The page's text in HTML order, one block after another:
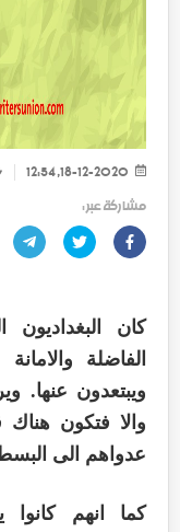
مشاركة عبر :
كان البغداديون
الفاضلة
ويبتعدون عنها.
والا فتكون
عدواهم الى
كما انهم كانوا